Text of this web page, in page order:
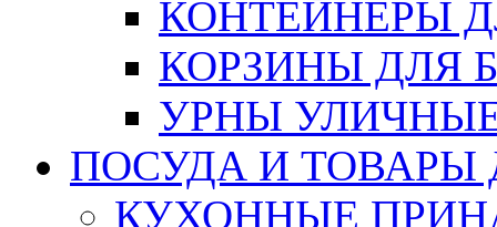
КОНТЕЙНЕРЫ
КОРЗИНЫ ДЛЯ
УРНЫ
ПОСУДА И ТОВАРЫ
КУХОННЫЕ